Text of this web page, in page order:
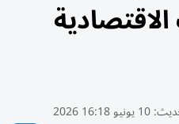
الاقتصادية
10 يونيو 16:18 2026